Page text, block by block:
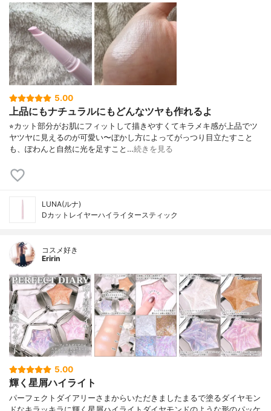
5.00
上品にもナチュラルにもどんなツヤも作れるよ
⁡⭐︎カット部分がお肌にフィットして描きやすくてキラメキ感が上品でツ
ヤツヤに見えるのが可愛い〜ぼかし方によってがっつり目立たすこと
も、ぽわんと自然に光を足すこと…続きを見る
LUNA(ルナ)
Dカットレイヤーハイライタースティック
コスメ好き
Eririn
5.00
輝く星屑ハイライト
パーフェクトダイアリーさまからいただきましたまるで塗るダイヤモン